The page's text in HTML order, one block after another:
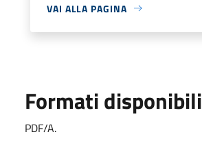
VAI ALLA PAGINA
Formati disponibili
PDF/A.